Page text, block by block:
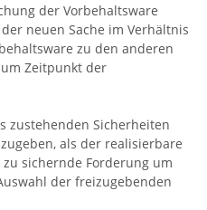
der Vorbehaltsware
neuen Sache im Verhältnis
zu den anderen
Zeitpunkt der
zustehenden Sicherheiten
als der realisierbare
sichernde Forderung um
der freizugebenden